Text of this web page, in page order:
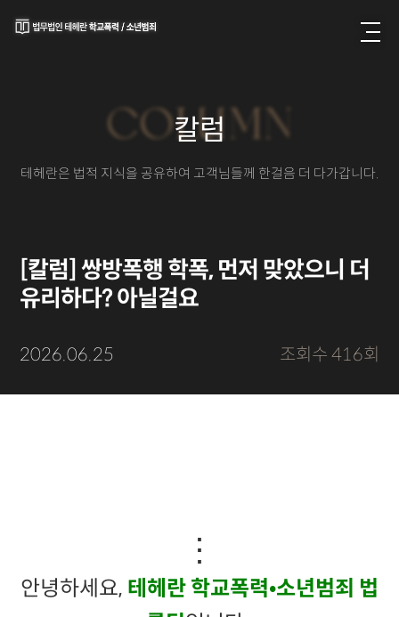
COLUMN
칼럼
테헤란은 법적 지식을 공유하여 고객님들께 한걸음 더 다가갑니다.
[칼럼] 쌍방폭행 학폭, 먼저 맞았으니 더
유리하다? 아닐걸요
2026.06.25 조회수 416회
⋮
안녕하세요, 테헤란 학교폭력•소년범죄 법